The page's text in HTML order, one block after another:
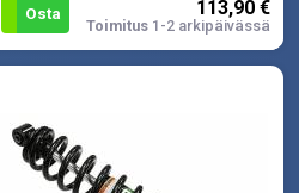
Osta 113,90 €
Toimitus1-2 arkipäivässä